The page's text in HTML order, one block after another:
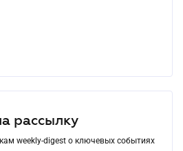
рассылку
weekly-digest о ключевых событиях